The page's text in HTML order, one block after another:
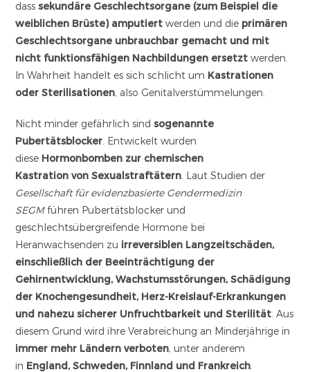
dasssekundäre Geschlechtsorgane (zum Beispiel die
weiblichen Brüste) amputiert werden und die primären
Geschlechtsorgane unbrauchbar gemacht und mit
nicht funktionsfähigen Nachbildungen ersetzt werden.
In Wahrheit handelt es sich schlicht um Kastrationen
oder Sterilisationen, also Genitalverstümmelungen.
Nicht minder gefährlich sindsogenannte
Pubertätsblocker . Entwickelt wurden
diese Hormonbomben zur chemischen
Kastrationvon Sexualstraftätern . Laut Studien der
Gesellschaft für evidenzbasierte Gendermedizin
SEGMführen Pubertätsblocker und
geschlechtsübergreifende Hormone bei
Heranwachsenden zu irreversiblen Langzeitschäden,
einschließlich der Beeinträchtigung der
Gehirnentwicklung, Wachstumsstörungen, Schädigung
der Knochengesundheit, Herz-Kreislauf-Erkrankungen
und nahezu sicherer Unfruchtbarkeit und Sterilität . Aus
diesem Grund wird ihre Verabreichung an Minderjährige in
immer mehr Ländern verboten, unter anderem
in England, Schweden, Finnland und Frankreich